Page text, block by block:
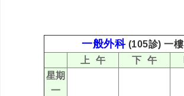
一般外科(105診) 一樓
上 午
下 午
星期
一